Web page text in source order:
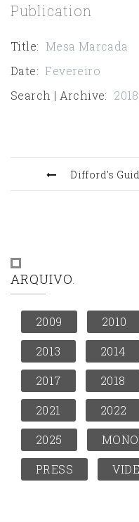
Publication
Title: Mesa Marcada
Date: Fevereiro
Search | Archive: 2018
Difford's
ARQUIVO
2009 2010
2013
2014
2017
2018
2021
2022
2025
PRESS